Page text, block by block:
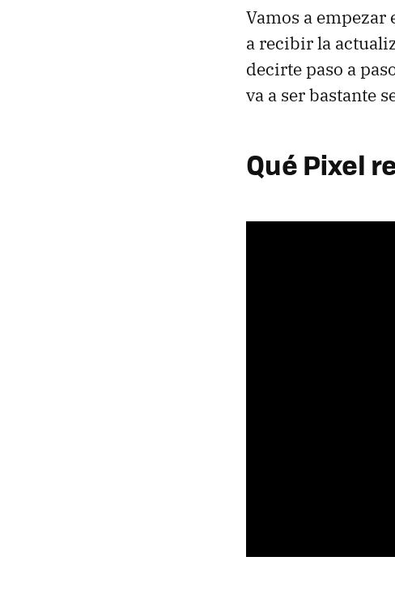
Vamos a
a recibir la
decirte paso a
va a ser bastante
Qué Pixel